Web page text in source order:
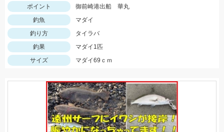
ポイント
御前崎港出船 華丸
釣魚
マダイ
釣り方
タイラバ
釣果
マダイ1匹
サイズ
マダイ69ｃｍ